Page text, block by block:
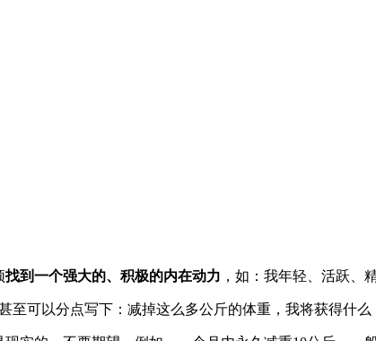
找到一个强大的、积极的内在动力 ，如：我年轻、活跃、
甚至可以分点写下：减掉这么多公斤的体重，我将获得什